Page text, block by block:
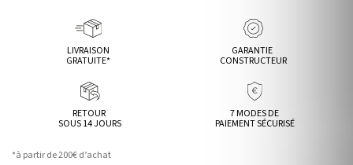
LIVRAISON
GRATUITE*
GARANTIE
CONSTRUCTEUR
RETOUR
SOUS 14 JOURS
7 MODES DE
PAIEMENT SÉCURISÉ
*à partir de 200€ d’achat